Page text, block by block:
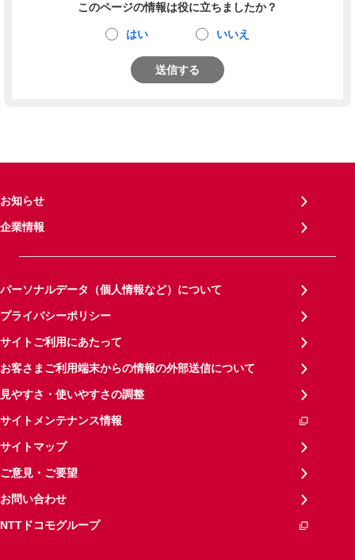
このページの情報は役に立ちましたか？
はい いいえ
送信する
お知らせ
企業情報
パーソナルデータ（個人情報など）について
プライバシーポリシー
サイトご利用にあたって
お客さまご利用端末からの情報の外部送信について
見やすさ・使いやすさの調整
サイトメンテナンス情報
サイトマップ
ご意見・ご要望
お問い合わせ
NTTドコモグループ